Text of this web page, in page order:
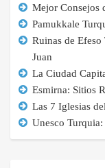
Mejor Consejos
Pamukkale
Ruinas de Efeso
Juan
La Ciudad
Esmirna: Sitios
Las 7 Iglesias
Unesco